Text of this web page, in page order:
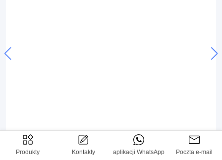
Produkty Kontakty aplikacji WhatsApp Poczta e-mail